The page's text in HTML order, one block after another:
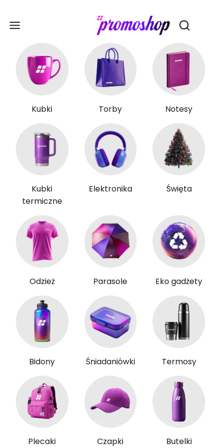
Otwórz
Kubki Torby Notesy
Kubki
termiczne
Elektronika Święta
Odzież Parasole Eko gadżety
Bidony Śniadaniówki Termosy
Plecaki Czapki Butelki